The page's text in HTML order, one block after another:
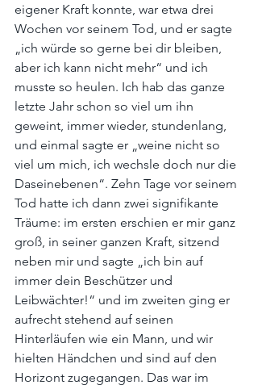
eigener Kraft konnte, war etwa drei
Wochen vor seinem Tod, und er sagte
„ich würde so gerne bei dir bleiben,
aber ich kann nicht mehr“ und ich
musste so heulen. Ich hab das ganze
letzte Jahr schon so viel um ihn
geweint, immer wieder, stundenlang,
und einmal sagte er „weine nicht so
viel um mich, ich wechsle doch nur die
Daseinebenen“. Zehn Tage vor seinem
Tod hatte ich dann zwei signifikante
Träume: im ersten erschien er mir ganz
groß, in seiner ganzen Kraft, sitzend
neben mir und sagte „ich bin auf
immer dein Beschützer und
Leibwächter!“ und im zweiten ging er
aufrecht stehend auf seinen
Hinterläufen wie ein Mann, und wir
hielten Händchen und sind auf den
Horizont zugegangen. Das war im